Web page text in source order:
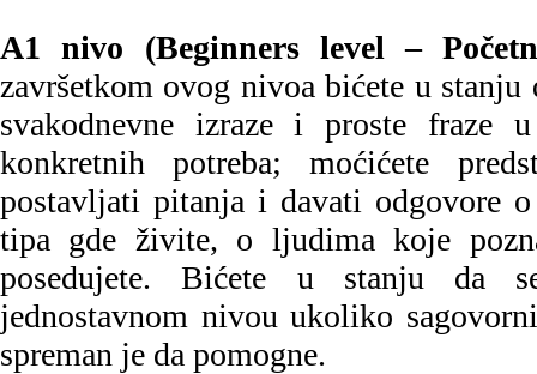
A1 nivo (Beginners level –
završetkom ovog nivoa bićete u
svakodnevne izraze i proste fraze
konkretnih potreba; moćićete
postavljati pitanja i davati odgovore
tipa gde živite, o ljudima koje
posedujete. Bićete u stanju da
jednostavnom nivou ukoliko
spreman je da pomogne.